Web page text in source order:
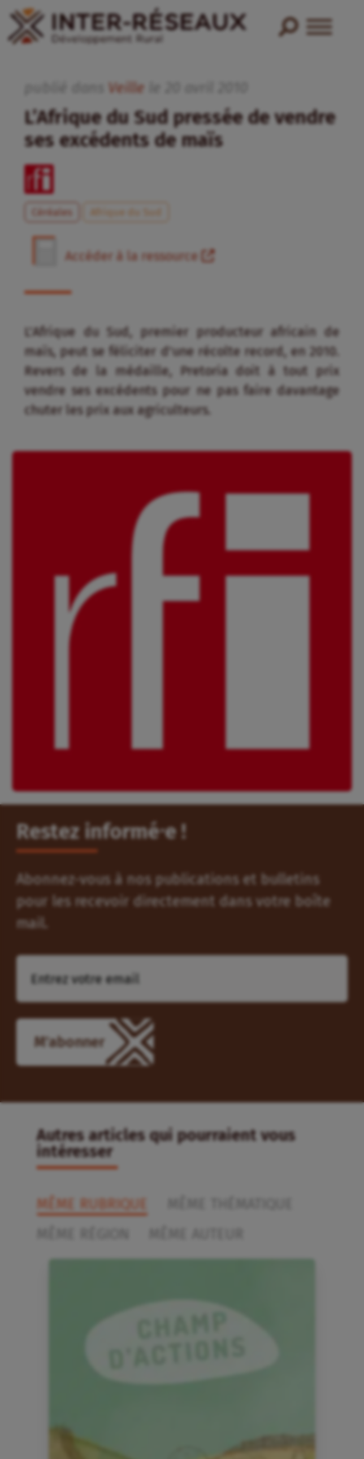
Veille
L’Afrique du Sud pressée de vendre
ses excédents de maïs
Céréales Afrique du Sud
Accéder à la ressource
L’Afrique du Sud, premier producteur africain de
maïs, peut se féliciter d’une récolte record, en 2010.
Revers de la médaille, Pretoria doit à tout prix
vendre ses excédents pour ne pas faire davantage
chuter les prix aux agriculteurs.
Restez informé⸱e !
Abonnez-vous à nos publications et bulletins
pour les recevoir directement dans votre boîte
mail.
M'abonner
Autres articles qui pourraient vous
intéresser
MÊME RUBRIQUE